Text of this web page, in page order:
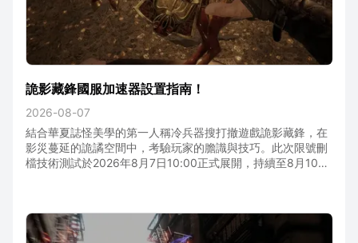
詭影藏鋒國服加速器設置指南！
2026-08-07
結合華夏誌怪美學的第一人稱冷兵器搜打撤遊戲詭影藏鋒，在
影災蔓延的詭譎空間中，考驗玩家的膽識與技巧。此次限號刪
檔技術測試於2026年8月7日10:00正式展開，持續至8月10日